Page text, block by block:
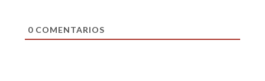
0COMENTARIOS